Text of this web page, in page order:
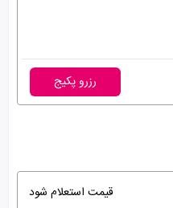
رزرو پکیج
قیمت استعلام شود